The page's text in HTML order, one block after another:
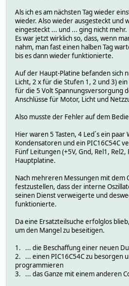
Als ich es am nächsten Tag wieder
wieder. Also wieder ausgesteckt und
eingesteckt ... und ... ging nicht mehr.
Es war jetzt wirklich so, dass, wenn
nahm, man fast einen halben Tag
bis es dann wieder funktionierte.
Auf der Haupt-Platine befanden sich
Licht, 2 x für die Stufen 1, 2 und 3) ein
für die 5 Volt Spannungsversorgung
Anschlüsse für Motor, Licht und
Also musste der Fehler auf dem
Hier waren 5 Tasten, 4 Led´s ein paar
Kondensatoren und ein PIC16C54C
Fünf Leitungen (+5V, Gnd, Rel1,
Hauptplatine.
Nach mehreren Messungen mit dem
festzustellen, dass der interne
seinen Dienst verweigerte und
funktionierte.
Da eine Ersatzteilsuche erfolglos
um den Mangel zu beseitigen.
1. ... die Beschaffung einer neuen
2. ... einen PIC16C54C zu besorgen
programmieren
3. ... das Ganze mit einem anderen